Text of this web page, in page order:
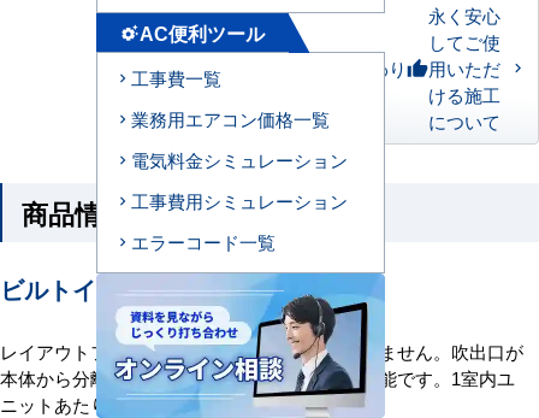
私たちのこだわりthumb_up
永く安心
してご使
用いただ
ける施工
について
商品情報
ビルトイン形エアコンの特長
レイアウトフリーで照明や換気装置に左右されません。吹出口が
本体から分離しているので、変形の室に設置可能です。1室内ユ
ニットあたり吹出し口は2～4個設置できます。
settings_suggestAC便利ツール
工事費一覧
業務用エアコン価格一覧
電気料金シミュレーション
工事費用シミュレーション
エラーコード一覧